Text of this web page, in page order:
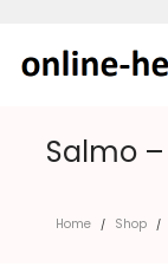
Salmo
Home / Shop /